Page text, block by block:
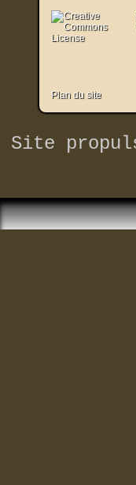
Plan du site
Site